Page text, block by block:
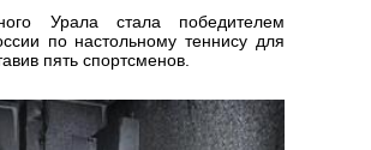
Урала стала победителем
по настольному теннису для
пять спортсменов.